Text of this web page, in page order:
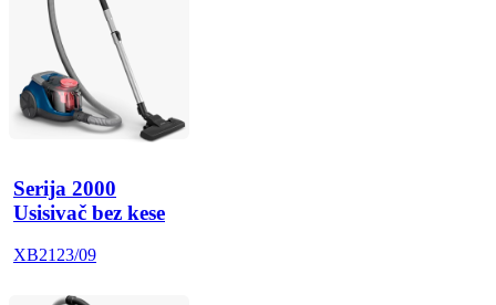
Serija 2000
Usisivač bez kese
XB2123/09